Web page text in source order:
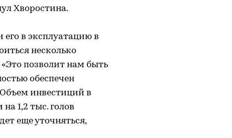
Хворостина.
его в эксплуатацию в
несколько
позволит нам быть
обеспечен
инвестиций в
1,2 тыс. голов
еще уточняться,